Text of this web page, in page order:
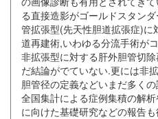
る直接造影がゴールドスタン
管拡張型(先天性胆道拡張症)
道再建術,いわゆる分流手術が
非拡張型に対する肝外胆管切
だ結論がでていない.更には非
胆管径の定義などいまだ多く
全国集計による症例集積の解
に向けた基礎研究などの報告